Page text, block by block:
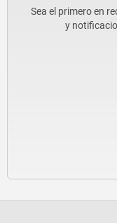
Sea el primero en
y